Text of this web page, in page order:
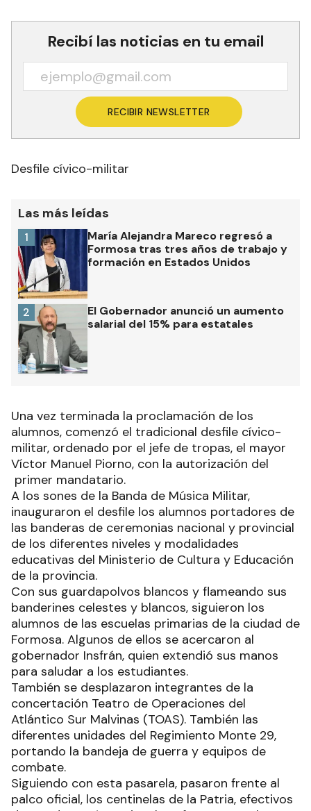
Recibí las noticias en tu email
RECIBIR NEWSLETTER
Desfile cívico-militar
Las más leídas
María Alejandra Mareco regresó a
Formosa tras tres años de trabajo y
formación en Estados Unidos
1
El Gobernador anunció un aumento
salarial del 15% para estatales
2
Una vez terminada la proclamación de los
alumnos, comenzó el tradicional desfile cívico-
militar, ordenado por el jefe de tropas, el mayor
Víctor Manuel Piorno, con la autorización del
primer mandatario.
A los sones de la Banda de Música Militar,
inauguraron el desfile los alumnos portadores de
las banderas de ceremonias nacional y provincial
de los diferentes niveles y modalidades
educativas del Ministerio de Cultura y Educación
de la provincia.
Con sus guardapolvos blancos y flameando sus
banderines celestes y blancos, siguieron los
alumnos de las escuelas primarias de la ciudad de
Formosa. Algunos de ellos se acercaron al
gobernador Insfrán, quien extendió sus manos
para saludar a los estudiantes.
También se desplazaron integrantes de la
concertación Teatro de Operaciones del
Atlántico Sur Malvinas (TOAS). También las
diferentes unidades del Regimiento Monte 29,
portando la bandeja de guerra y equipos de
combate.
Siguiendo con esta pasarela, pasaron frente al
palco oficial, los centinelas de la Patria, efectivos